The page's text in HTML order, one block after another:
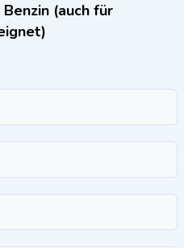
(auch für